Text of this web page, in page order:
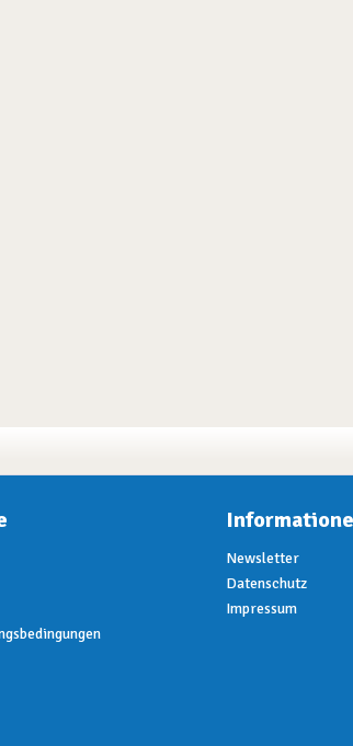
Newsletter
Datenschutz
Impressum